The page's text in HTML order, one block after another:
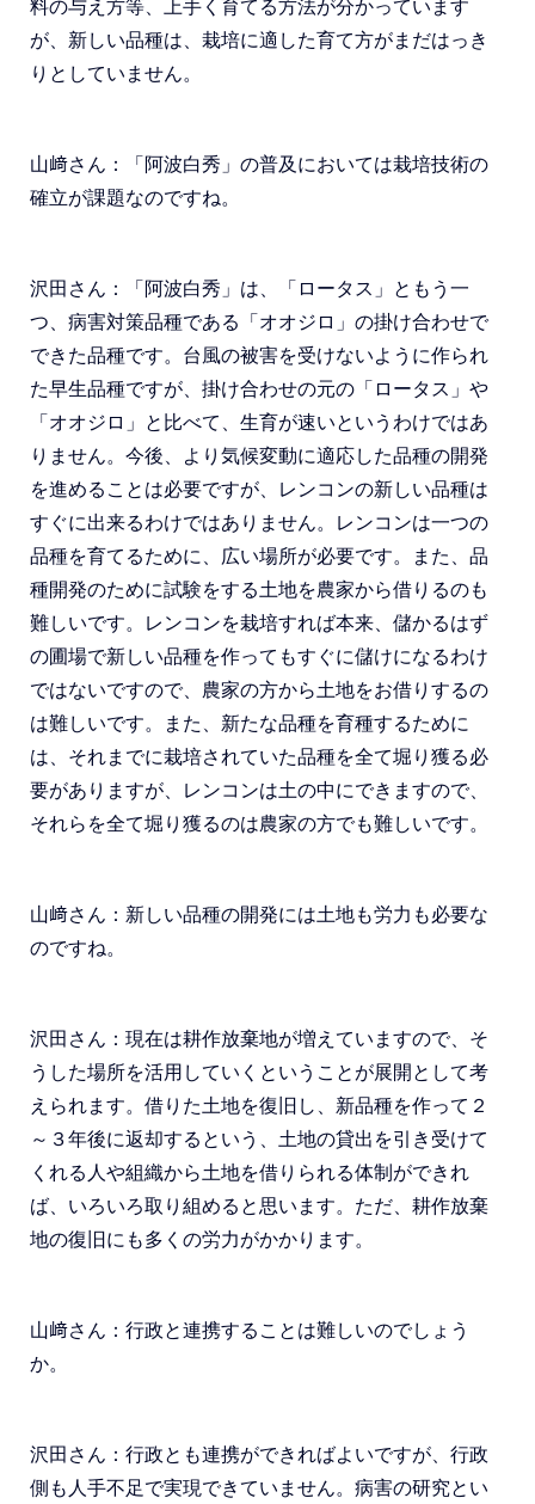
料の与え方等、上手く育てる方法が分かっています
が、新しい品種は、栽培に適した育て方がまだはっき
りとしていません。
山﨑さん：「阿波白秀」の普及においては栽培技術の
確立が課題なのですね。
沢田さん：「阿波白秀」は、「ロータス」ともう一
つ、病害対策品種である「オオジロ」の掛け合わせで
できた品種です。台風の被害を受けないように作られ
た早生品種ですが、掛け合わせの元の「ロータス」や
「オオジロ」と比べて、生育が速いというわけではあ
りません。今後、より気候変動に適応した品種の開発
を進めることは必要ですが、レンコンの新しい品種は
すぐに出来るわけではありません。レンコンは一つの
品種を育てるために、広い場所が必要です。また、品
種開発のために試験をする土地を農家から借りるのも
難しいです。レンコンを栽培すれば本来、儲かるはず
の圃場で新しい品種を作ってもすぐに儲けになるわけ
ではないですので、農家の方から土地をお借りするの
は難しいです。また、新たな品種を育種するために
は、それまでに栽培されていた品種を全て堀り獲る必
要がありますが、レンコンは土の中にできますので、
それらを全て堀り獲るのは農家の方でも難しいです。
山﨑さん：新しい品種の開発には土地も労力も必要な
のですね。
沢田さん：現在は耕作放棄地が増えていますので、そ
うした場所を活用していくということが展開として考
えられます。借りた土地を復旧し、新品種を作って２
～３年後に返却するという、土地の貸出を引き受けて
くれる人や組織から土地を借りられる体制ができれ
ば、いろいろ取り組めると思います。ただ、耕作放棄
地の復旧にも多くの労力がかかります。
山﨑さん：行政と連携することは難しいのでしょう
か。
沢田さん：行政とも連携ができればよいですが、行政
側も人手不足で実現できていません。病害の研究とい